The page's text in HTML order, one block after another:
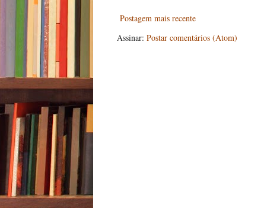
Postagem mais recente
Assinar: Postar comentários (Atom)